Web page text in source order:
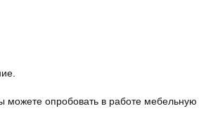
опробовать в работе мебельную